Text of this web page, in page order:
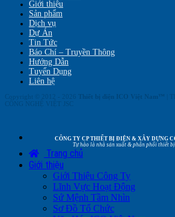
Giới thiệu
Sản phẩm
Dịch vụ
Dự Án
Tin Tức
Báo Chí – Truyền Thông
Hướng Dẫn
Tuyển Dụng
Liên hệ
Copyright © 2012 - 2026 Thiết bị điện ICO Việt Nam™ |
CÔNG NGHỆ VIỆT JSC
CÔNG TY CP THIẾT BỊ ĐIỆN & XÂY DỰNG
Tự hào là nhà sản xuất & phân phối thiết
Trang chủ
Giới thiệu
Giới Thiệu Công Ty
Lĩnh Vực Hoạt Động
Sứ Mệnh Tầm Nhìn
Sơ Đồ Tổ Chức